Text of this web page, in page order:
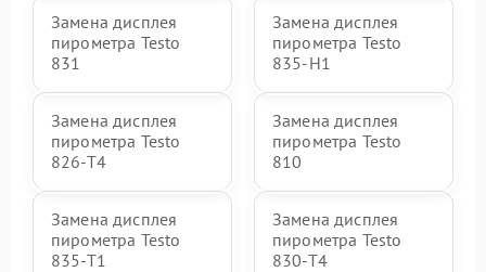
Замена дисплея
пирометра Testo
831
Замена дисплея
пирометра Testo
835-H1
Замена дисплея
пирометра Testo
826-T4
Замена дисплея
пирометра Testo
810
Замена дисплея
пирометра Testo
835-T1
Замена дисплея
пирометра Testo
830-T4